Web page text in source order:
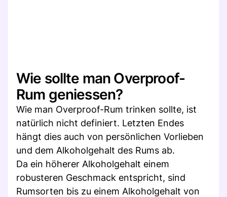
Wie sollte man Overproof-
Rum geniessen?
Wie man Overproof-Rum trinken sollte, ist
natürlich nicht definiert. Letzten Endes
hängt dies auch von persönlichen Vorlieben
und dem Alkoholgehalt des Rums ab.
Da ein höherer Alkoholgehalt einem
robusteren Geschmack entspricht, sind
Rumsorten bis zu einem Alkoholgehalt von